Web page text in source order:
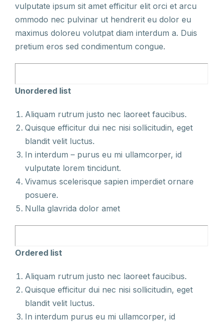
vulputate ipsum sit amet efficitur elit orci et arcu
ommodo nec pulvinar ut hendrerit eu dolor eu
maximus doloreu volutpat diam interdum a. Duis
pretium eros sed condimentum congue.
Unordered list
Aliquam rutrum justo nec laoreet faucibus.
Quisque efficitur dui nec nisi sollicitudin, eget
blandit velit luctus.
In interdum – purus eu mi ullamcorper, id
vulputate lorem tincidunt.
Vivamus scelerisque sapien imperdiet ornare
posuere.
Nulla glavrida dolor amet
Ordered list
Aliquam rutrum justo nec laoreet faucibus.
Quisque efficitur dui nec nisi sollicitudin, eget
blandit velit luctus.
In interdum purus eu mi ullamcorper, id